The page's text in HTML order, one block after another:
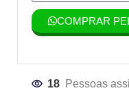
COMPRAR
18 Pessoas